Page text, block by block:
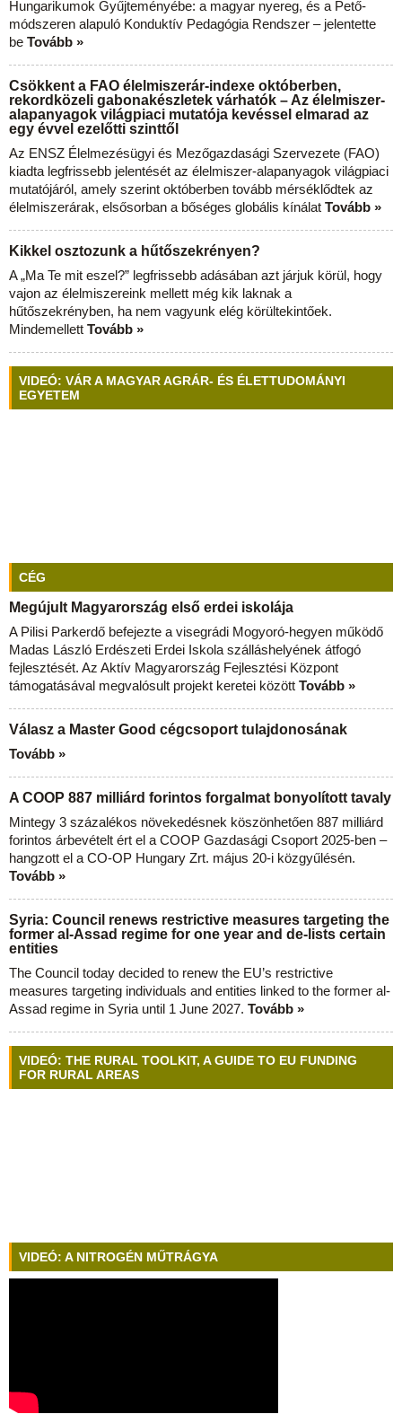
Hungarikumok Gyűjteményébe: a magyar nyereg, és a Pető-
módszeren alapuló Konduktív Pedagógia Rendszer – jelentette
be Tovább »
Csökkent a FAO élelmiszerár-indexe októberben,
rekordközeli gabonakészletek várhatók – Az élelmiszer-
alapanyagok világpiaci mutatója kevéssel elmarad az
egy évvel ezelőtti szinttől
Az ENSZ Élelmezésügyi és Mezőgazdasági Szervezete (FAO)
kiadta legfrissebb jelentését az élelmiszer-alapanyagok világpiaci
mutatójáról, amely szerint októberben tovább mérséklődtek az
élelmiszerárak, elsősorban a bőséges globális kínálat Tovább »
Kikkel osztozunk a hűtőszekrényen?
A „Ma Te mit eszel?” legfrissebb adásában azt járjuk körül, hogy
vajon az élelmiszereink mellett még kik laknak a
hűtőszekrényben, ha nem vagyunk elég körültekintőek.
Mindemellett Tovább »
VIDEÓ: VÁR A MAGYAR AGRÁR- ÉS ÉLETTUDOMÁNYI
EGYETEM
CÉG
Megújult Magyarország első erdei iskolája
A Pilisi Parkerdő befejezte a visegrádi Mogyoró-hegyen működő
Madas László Erdészeti Erdei Iskola szálláshelyének átfogó
fejlesztését. Az Aktív Magyarország Fejlesztési Központ
támogatásával megvalósult projekt keretei között Tovább »
Válasz a Master Good cégcsoport tulajdonosának
Tovább »
A COOP 887 milliárd forintos forgalmat bonyolított tavaly
Mintegy 3 százalékos növekedésnek köszönhetően 887 milliárd
forintos árbevételt ért el a COOP Gazdasági Csoport 2025-ben –
hangzott el a CO-OP Hungary Zrt. május 20-i közgyűlésén.
Tovább »
Syria: Council renews restrictive measures targeting the
former al-Assad regime for one year and de-lists certain
entities
The Council today decided to renew the EU’s restrictive
measures targeting individuals and entities linked to the former al-
Assad regime in Syria until 1 June 2027. Tovább »
VIDEÓ: THE RURAL TOOLKIT, A GUIDE TO EU FUNDING
FOR RURAL AREAS
VIDEÓ: A NITROGÉN MŰTRÁGYA